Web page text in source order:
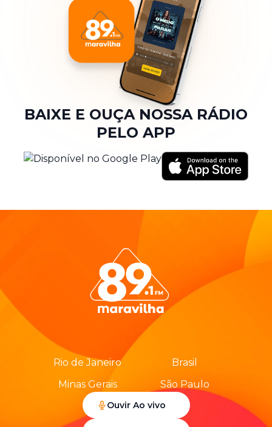
BAIXE E OUÇA NOSSA RÁDIO
PELO APP
Rio de Janeiro
Brasil
Minas Gerais
São Paulo
Ouvir Ao vivo